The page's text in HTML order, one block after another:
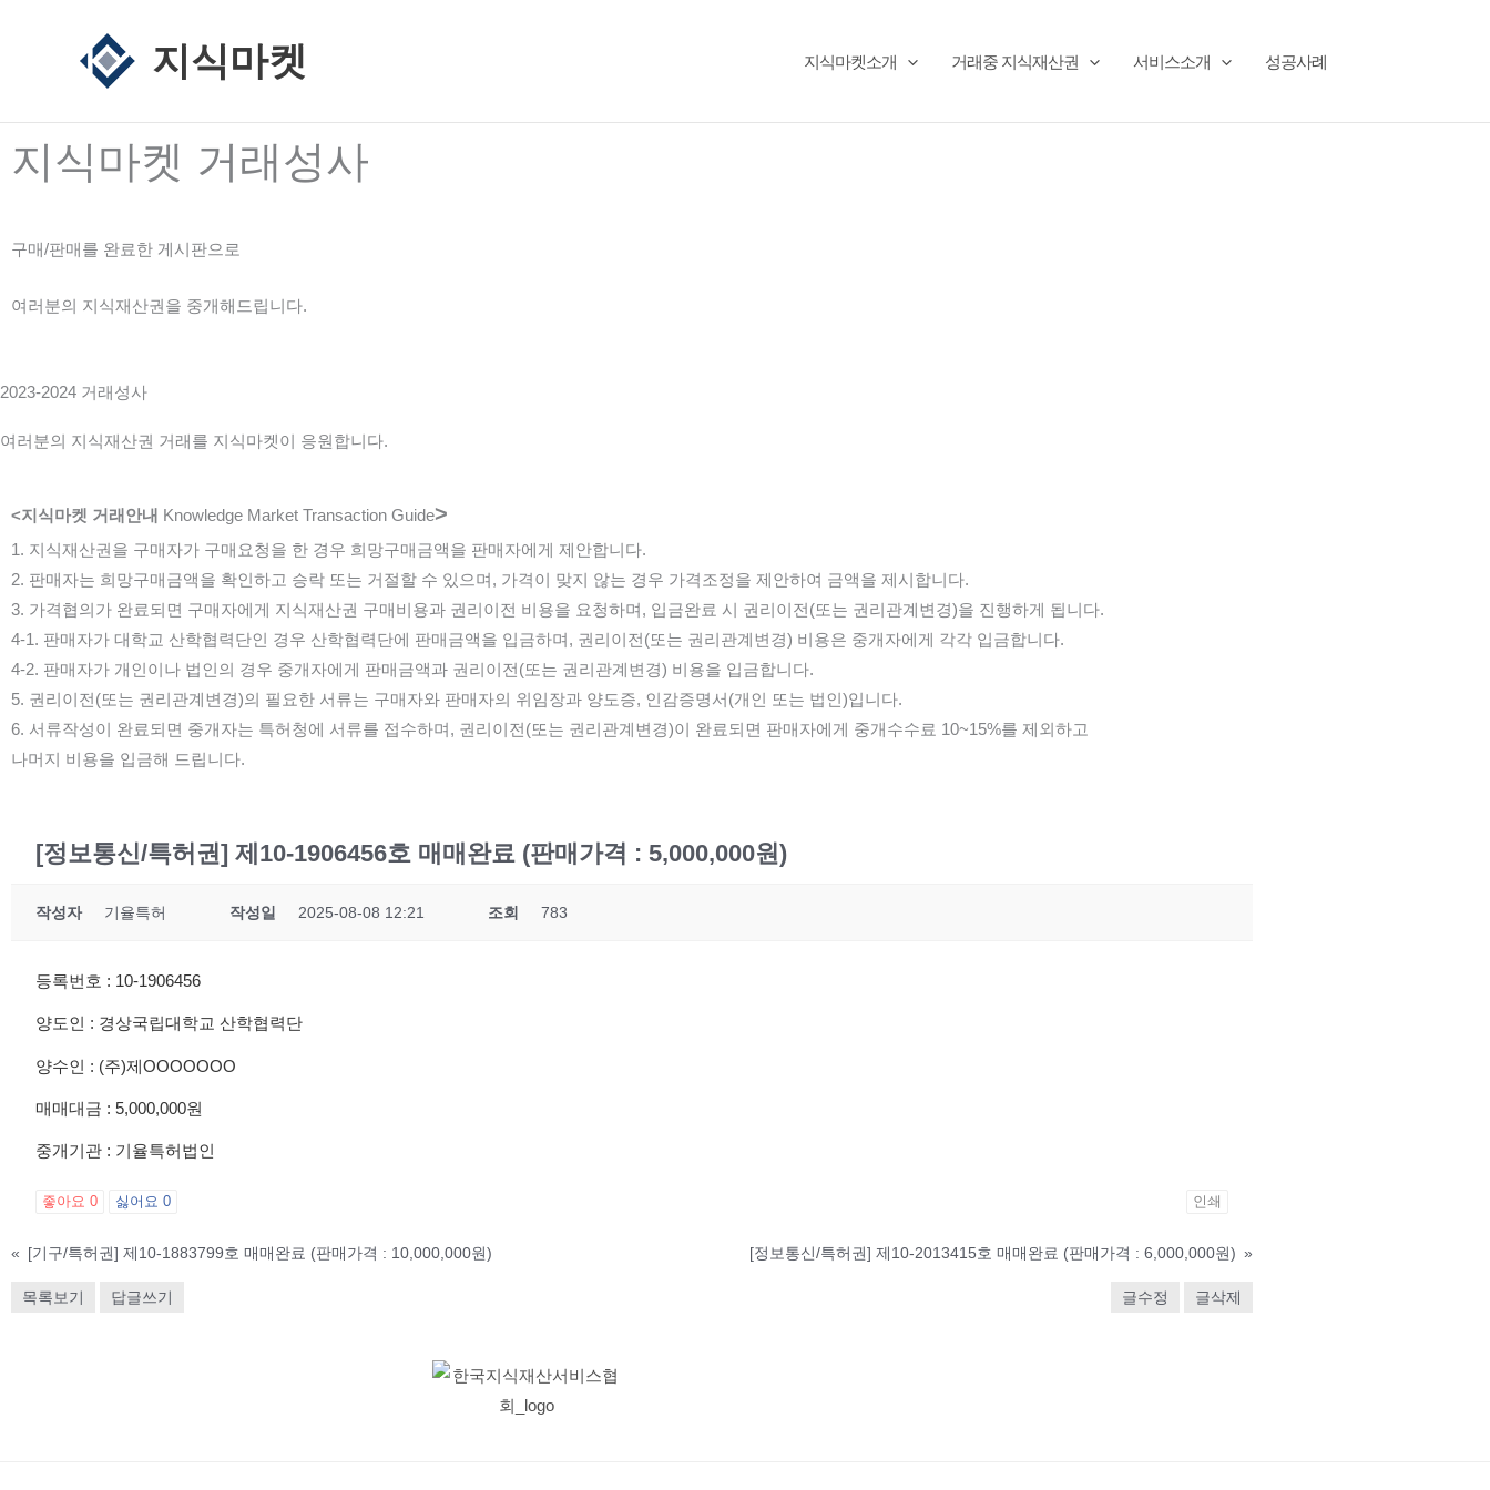
지식마켓 지식마켓소개 거래중 지식재산권 서비스소개 성공사례
지식마켓 거래성사
구매/판매를 완료한 게시판으로
여러분의 지식재산권을 중개해드립니다.
2023-2024 거래성사
여러분의 지식재산권 거래를 지식마켓이 응원합니다.
<지식마켓 거래안내 Knowledge Market Transaction Guide>
1. 지식재산권을 구매자가 구매요청을 한 경우 희망구매금액을 판매자에게 제안합니다.
2. 판매자는 희망구매금액을 확인하고 승락 또는 거절할 수 있으며, 가격이 맞지 않는 경우 가격조정을 제안하여 금액을 제시합니다.
3. 가격협의가 완료되면 구매자에게 지식재산권 구매비용과 권리이전 비용을 요청하며, 입금완료 시 권리이전(또는 권리관계변경)을 진행하게 됩니다.
4-1. 판매자가 대학교 산학협력단인 경우 산학협력단에 판매금액을 입금하며, 권리이전(또는 권리관계변경) 비용은 중개자에게 각각 입금합니다.
4-2. 판매자가 개인이나 법인의 경우 중개자에게 판매금액과 권리이전(또는 권리관계변경) 비용을 입금합니다.
5. 권리이전(또는 권리관계변경)의 필요한 서류는 구매자와 판매자의 위임장과 양도증, 인감증명서(개인 또는 법인)입니다.
6. 서류작성이 완료되면 중개자는 특허청에 서류를 접수하며, 권리이전(또는 권리관계변경)이 완료되면 판매자에게 중개수수료 10~15%를 제외하고
나머지 비용을 입금해 드립니다.
[정보통신/특허권] 제10-1906456호 매매완료 (판매가격 : 5,000,000원)
작성자 기율특허 작성일 2025-08-08 12:21 조회 783
등록번호 : 10-1906456
양도인 : 경상국립대학교 산학협력단
양수인 : (주)제OOOOOOO
매매대금 : 5,000,000원
중개기관 : 기율특허법인
좋아요 0 싫어요 0 인쇄
« [기구/특허권] 제10-1883799호 매매완료 (판매가격 : 10,000,000원) [정보통신/특허권] 제10-2013415호 매매완료 (판매가격 : 6,000,000원) »
목록보기 답글쓰기 글수정 글삭제